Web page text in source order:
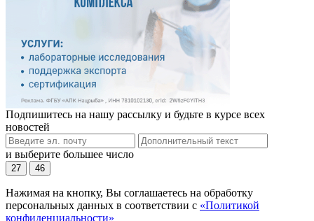
Подпишитесь на нашу рассылку и будьте в курсе всех
новостей
и выберите большее число
27 46
Нажимая на кнопку, Вы соглашаетесь на обработку
персональных данных в соответствии с «Политикой
конфиденциальности»